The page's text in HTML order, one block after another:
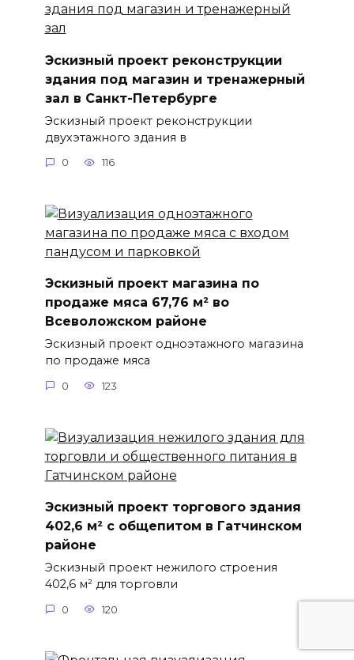
Эскизный проект реконструкции
здания под магазин и тренажерный
зал в Санкт-Петербурге
Эскизный проект реконструкции
двухэтажного здания в
0 116
Эскизный проект магазина по
продаже мяса 67,76 м² во
Всеволожском районе
Эскизный проект одноэтажного магазина
по продаже мяса
0 123
Эскизный проект торгового здания
402,6 м² с общепитом в Гатчинском
районе
Эскизный проект нежилого строения
402,6 м² для торговли
0 120